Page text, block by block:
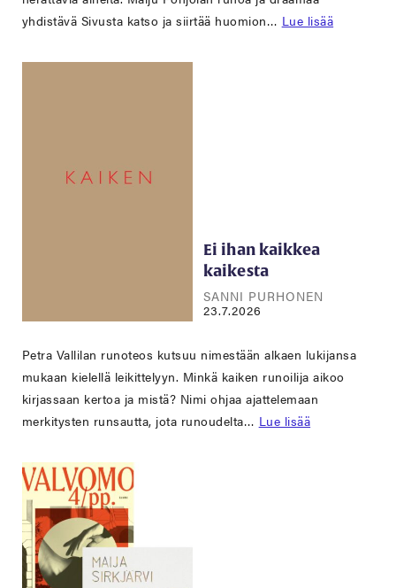
yhdistävä Sivusta katso ja siirtää huomion… Lue lisää
Ei ihan kaikkea
kaikesta
SANNI PURHONEN
23.7.2026
Petra Vallilan runoteos kutsuu nimestään alkaen lukijansa
mukaan kielellä leikittelyyn. Minkä kaiken runoilija aikoo
kirjassaan kertoa ja mistä? Nimi ohjaa ajattelemaan
merkitysten runsautta, jota runoudelta… Lue lisää